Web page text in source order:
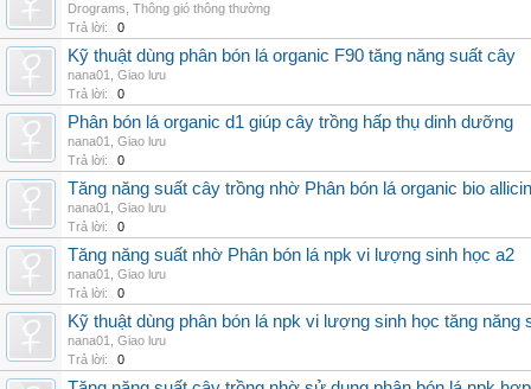
Drograms Thông gió thông thường
Trả lời:
0
Kỹ thuật dùng phân bón lá organic F90 tăng năng suất cây
nana01
Giao lưu
Trả lời:
0
Phân bón lá organic d1 giúp cây trồng hấp thụ dinh dưỡng
nana01
Giao lưu
Trả lời:
0
Tăng năng suất cây trồng nhờ Phân bón lá organic bio allicin
nana01
Giao lưu
Trả lời:
0
Tăng năng suất nhờ Phân bón lá npk vi lượng sinh học a2
nana01
Giao lưu
Trả lời:
0
Kỹ thuật dùng phân bón lá npk vi lượng sinh học tăng năng
nana01
Giao lưu
Trả lời:
0